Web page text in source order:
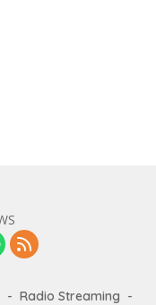
Radio Streaming